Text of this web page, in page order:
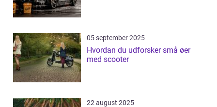
05 september 2025
Hvordan du udforsker små øer
med scooter
22 august 2025